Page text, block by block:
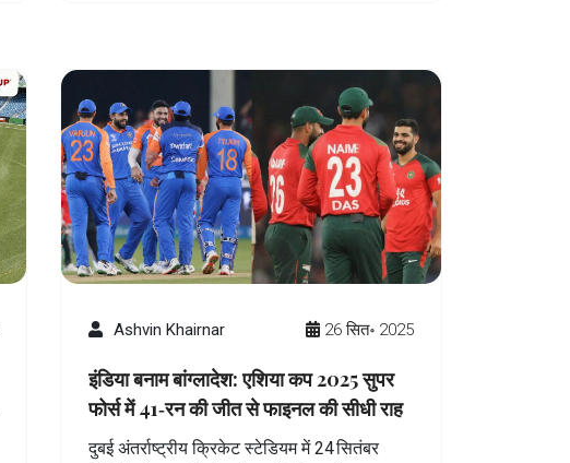
Ashvin Khairnar 26 सित॰ 2025
इंडिया बनाम बांग्लादेश: एशिया कप 2025 सुपर
फोर्स में 41‑रन की जीत से फाइनल की सीधी राह
दुबई अंतर्राष्ट्रीय क्रिकेट स्टेडियम में 24 सितंबर